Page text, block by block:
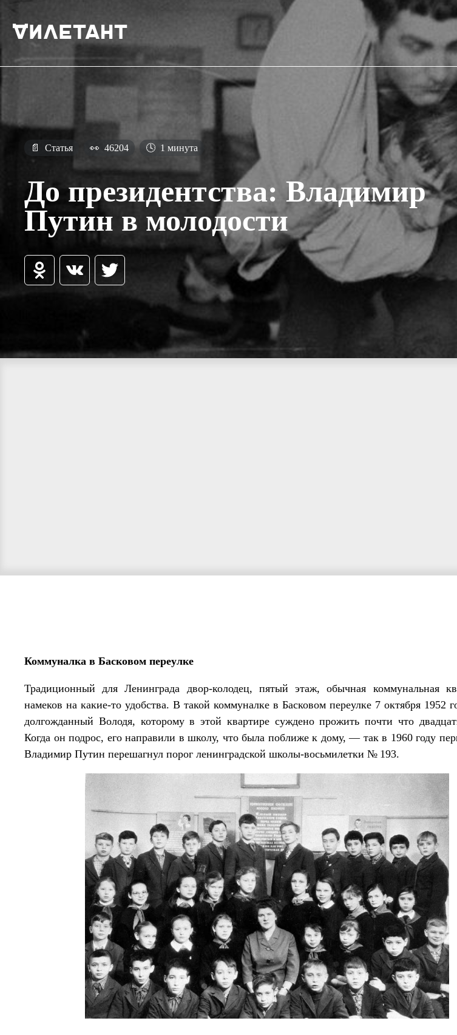
📄 Статья 👀 46204 🕓 1 минута
До президентства: Владимир
Путин в молодости
Коммуналка в Басковом переулке
Традиционный для Ленинграда двор-колодец, пятый этаж, обычная коммунальная
намеков на какие-то удобства. В такой коммуналке в Басковом переулке 7 октября 1952
долгожданный Володя, которому в этой квартире суждено прожить почти что
Когда он подрос, его направили в школу, что была поближе к дому, — так в 1960 году
Владимир Путин перешагнул порог ленинградской школы-восьмилетки № 193.